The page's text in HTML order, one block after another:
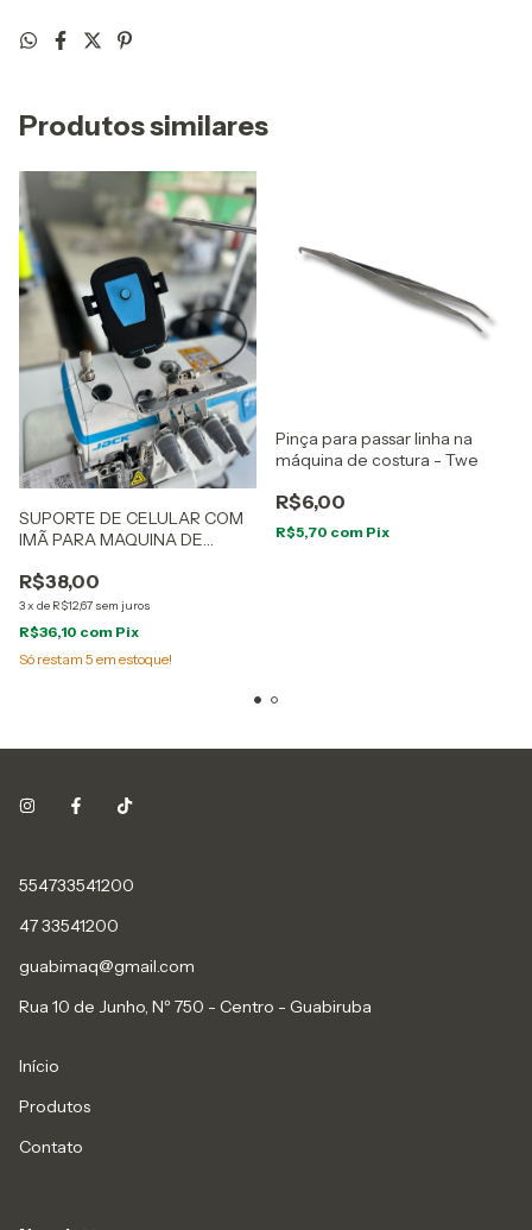
Produtos similares
SUPORTE DE CELULAR COM
IMÃ PARA MAQUINA DE
R$38,00
3x de R$12,67 sem juros
R$36,10 com Pix
Só restam 5 em estoque!
Pinça para passar linha na
máquina de costura - Twe
R$6,00
R$5,70 com Pix
554733541200
47 33541200
guabimaq@gmail.com
Rua 10 de Junho, Nº 750 - Centro - Guabiruba
Início
Produtos
Contato